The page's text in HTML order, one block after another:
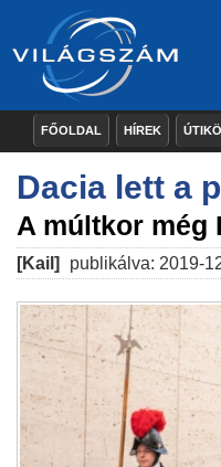
FŐOLDAL HÍREK
Dacia lett a
A múltkor még
[Kail] publikálva: 2019-